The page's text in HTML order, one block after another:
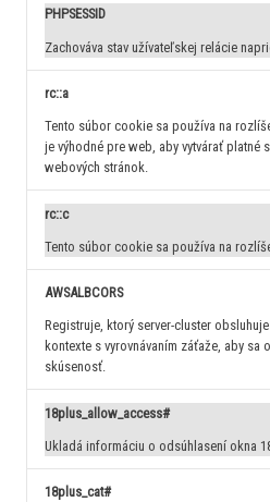
PHPSESSID
Zachováva stav užívateľskej relácie
rc::a
Tento súbor cookie sa používa na
je výhodné pre web, aby vytvárať platné
webových stránok.
rc::c
Tento súbor cookie sa používa na
AWSALBCORS
Registruje, ktorý server-cluster
kontexte s vyrovnávaním záťaže, aby sa
skúsenosť.
18plus_allow_access#
Ukladá informáciu o odsúhlasení okna
18plus_cat#